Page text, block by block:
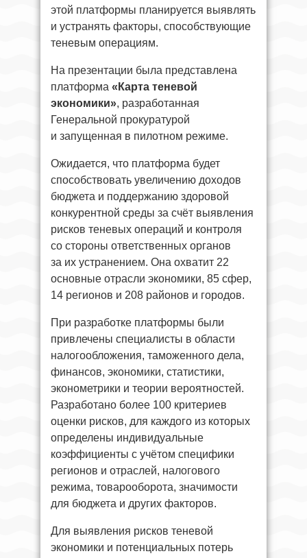
этой платформы планируется выявлять
и устранять факторы, способствующие
теневым операциям.
На презентации была представлена
платформа «Карта теневой
экономики», разработанная
Генеральной прокуратурой
и запущенная в пилотном режиме.
Ожидается, что платформа будет
способствовать увеличению доходов
бюджета и поддержанию здоровой
конкурентной среды за счёт выявления
рисков теневых операций и контроля
со стороны ответственных органов
за их устранением. Она охватит 22
основные отрасли экономики, 85 сфер,
14 регионов и 208 районов и городов.
При разработке платформы были
привлечены специалисты в области
налогообложения, таможенного дела,
финансов, экономики, статистики,
эконометрики и теории вероятностей.
Разработано более 100 критериев
оценки рисков, для каждого из которых
определены индивидуальные
коэффициенты с учётом специфики
регионов и отраслей, налогового
режима, товарооборота, значимости
для бюджета и других факторов.
Для выявления рисков теневой
экономики и потенциальных потерь